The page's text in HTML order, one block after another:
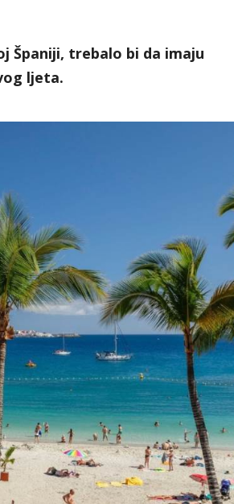
Španiji, trebalo bi da imaju
ljeta.